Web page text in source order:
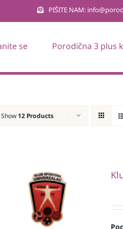
PIŠITE NAM:
se Porodična 3 plus
Show 12 Products